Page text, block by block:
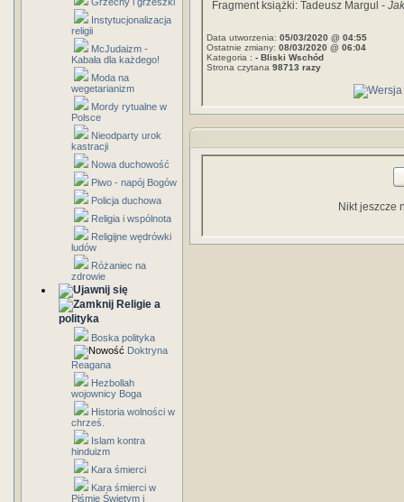
Instytucjonalizacja
religii
McJudaizm -
Kabała dla każdego!
Moda na
wegetarianizm
Mordy rytualne w
Polsce
Nieodparty urok
kastracji
Nowa duchowość
Piwo - napój Bogów
Policja duchowa
Religia i wspólnota
Religijne wędrówki
ludów
Różaniec na
zdrowie
Religie a
polityka
Boska polityka
Doktryna
Reagana
Hezbollah
wojownicy Boga
Historia wolności w
chrześ.
Islam kontra
hinduizm
Kara śmierci
Kara śmierci w
Piśmie Świętym i
Fragment książki: Tadeusz Margul -
Data utworzenia: 05/03/2020 @ 04:55
Ostatnie zmiany: 08/03/2020 @ 06:04
Kategoria : - Bliski Wschód
Strona czytana 98713 razy
Nikt jeszcze